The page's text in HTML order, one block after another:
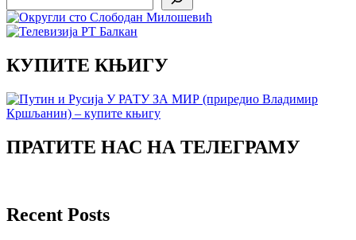
КУПИТЕ КЊИГУ
ПРАТИТЕ НАС НА ТЕЛЕГРАМУ
Recent Posts